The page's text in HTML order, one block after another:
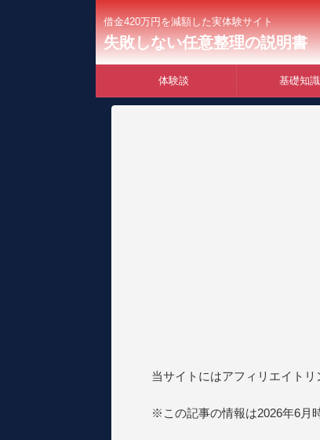
借金420万円を減額した実体験サイト
失敗しない任意整理の説明書
体験談 基礎知識
当サイトにはアフィリエイトリ
※この記事の情報は2026年6月